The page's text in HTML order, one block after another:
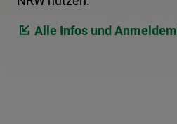
Alle Infos und